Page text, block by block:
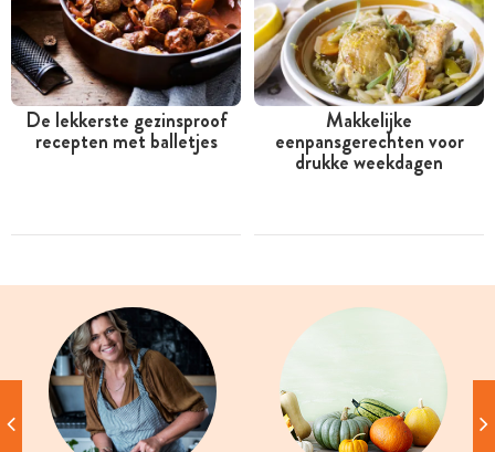
De lekkerste gezinsproof
recepten met balletjes
Makkelijke
eenpansgerechten voor
drukke weekdagen